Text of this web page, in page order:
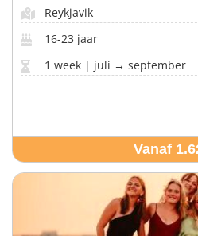
Reykjavik
16-23 jaar
1 week | juli → september
Vanaf